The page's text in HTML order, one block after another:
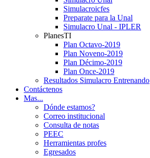
Simulacroicfes
Preparate para la Unal
Simulacro Unal - IPLER
PlanesTI
Plan Octavo-2019
Plan Noveno-2019
Plan Décimo-2019
Plan Once-2019
Resultados Simulacro Entrenando
Contáctenos
Mas...
Dónde estamos?
Correo institucional
Consulta de notas
PEEC
Herramientas profes
Egresados